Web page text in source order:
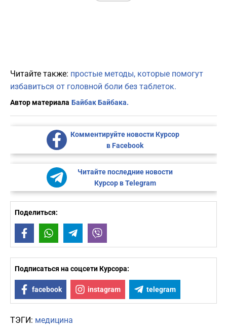
Читайте также: простые методы, которые помогут
избавиться от головной боли без таблеток.
Автор материала Байбак Байбака.
Комментируйте новости Курсор
в Facebook
Читайте последние новости
Курсор в Telegram
Поделиться:
FacebookWhatsAppTelegram
Подписаться на соцсети Курсора:
facebook instagram telegram
ТЭГИ: медицина